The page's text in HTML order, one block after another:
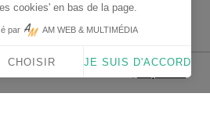
sans frais Paypal
cookies' en bas de la page.
par AM WEB & MULTIMÉDIA
CHOISIR JE SUIS D'ACCORD